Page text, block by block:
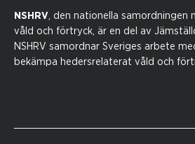
NSHRV, den nationella samordningen
våld och förtryck, är en del av
NSHRV samordnar Sveriges arbete
bekämpa hedersrelaterat våld och